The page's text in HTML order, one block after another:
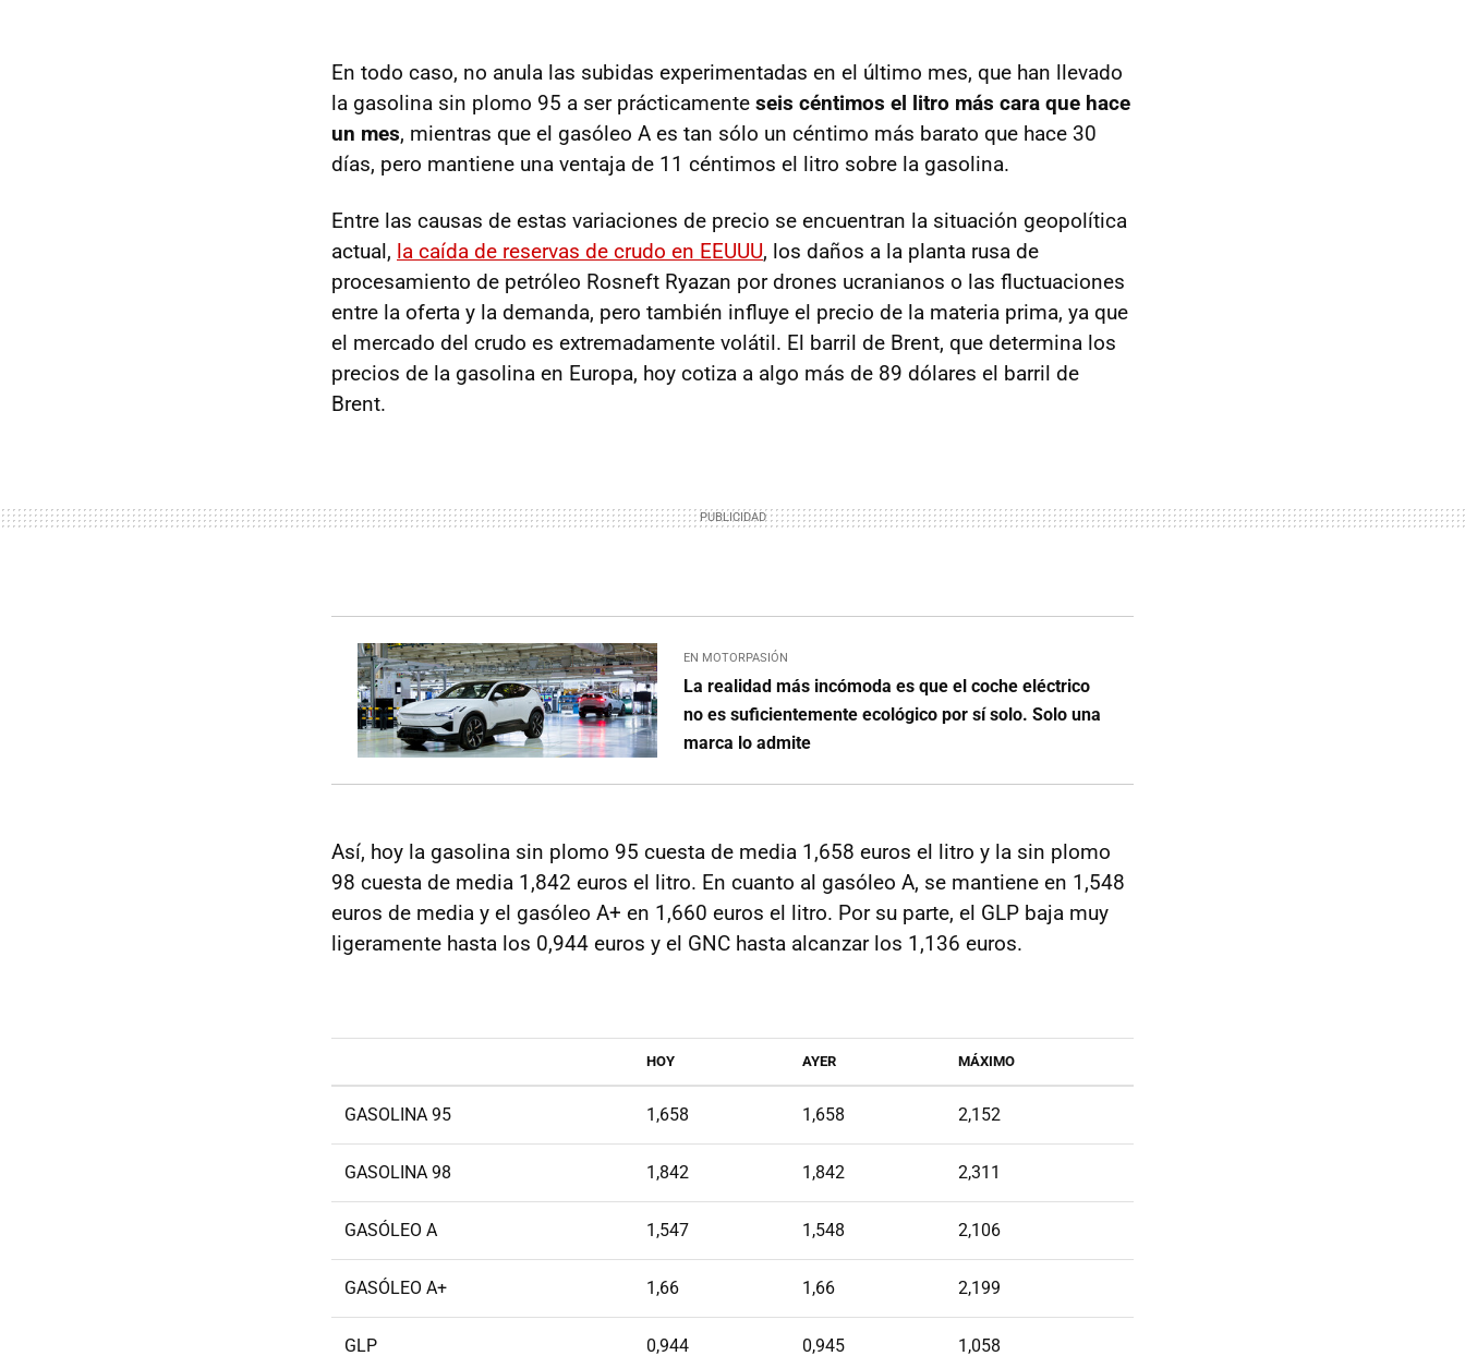
En todo caso, no anula las subidas experimentadas en el último mes, que han llevado
la gasolina sin plomo 95 a ser prácticamente seis céntimos el litro más cara que hace
un mes, mientras que el gasóleo A es tan sólo un céntimo más barato que hace 30
días, pero mantiene una ventaja de 11 céntimos el litro sobre la gasolina.
Entre las causas de estas variaciones de precio se encuentran la situación geopolítica
actual, la caída de reservas de crudo en EEUUU, los daños a la planta rusa de
procesamiento de petróleo Rosneft Ryazan por drones ucranianos o las fluctuaciones
entre la oferta y la demanda, pero también influye el precio de la materia prima, ya que
el mercado del crudo es extremadamente volátil. El barril de Brent, que determina los
precios de la gasolina en Europa, hoy cotiza a algo más de 89 dólares el barril de
Brent.
EN MOTORPASIÓN
La realidad más incómoda es que el coche eléctrico
no es suficientemente ecológico por sí solo. Solo una
marca lo admite
Así, hoy la gasolina sin plomo 95 cuesta de media 1,658 euros el litro y la sin plomo
98 cuesta de media 1,842 euros el litro. En cuanto al gasóleo A, se mantiene en 1,548
euros de media y el gasóleo A+ en 1,660 euros el litro. Por su parte, el GLP baja muy
ligeramente hasta los 0,944 euros y el GNC hasta alcanzar los 1,136 euros.
HOY AYER MÁXIMO
GASOLINA 95 1,658 1,658 2,152
GASOLINA 98 1,842 1,842 2,311
GASÓLEO A 1,547 1,548 2,106
GASÓLEO A+ 1,66 1,66 2,199
GLP 0,944 0,945 1,058